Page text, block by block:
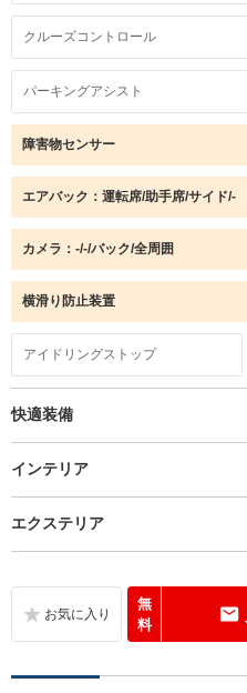
クルーズコントロール
パーキングアシスト
障害物センサー
エアバック：運転席/助手席/サイド/-
カメラ：-/-/バック/全周囲
横滑り防止装置
アイドリングストップ
快適装備
インテリア
エクステリア
無
料